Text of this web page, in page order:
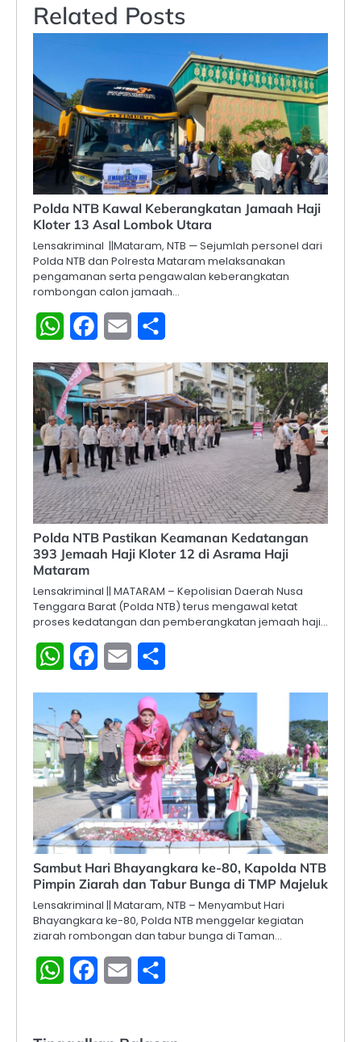
Related Posts
Polda NTB Kawal Keberangkatan Jamaah Haji
Kloter 13 Asal Lombok Utara
Lensakriminal ||Mataram, NTB — Sejumlah personel dari
Polda NTB dan Polresta Mataram melaksanakan
pengamanan serta pengawalan keberangkatan
rombongan calon jamaah…
WhatsAppFacebook
Email
Polda NTB Pastikan Keamanan Kedatangan
393 Jemaah Haji Kloter 12 di Asrama Haji
Mataram
Lensakriminal || MATARAM – Kepolisian Daerah Nusa
Tenggara Barat (Polda NTB) terus mengawal ketat
proses kedatangan dan pemberangkatan jemaah haji…
WhatsAppFacebook
Email
Sambut Hari Bhayangkara ke-80, Kapolda NTB
Pimpin Ziarah dan Tabur Bunga di TMP Majeluk
Lensakriminal || Mataram, NTB – Menyambut Hari
Bhayangkara ke-80, Polda NTB menggelar kegiatan
ziarah rombongan dan tabur bunga di Taman…
WhatsAppFacebook
Email